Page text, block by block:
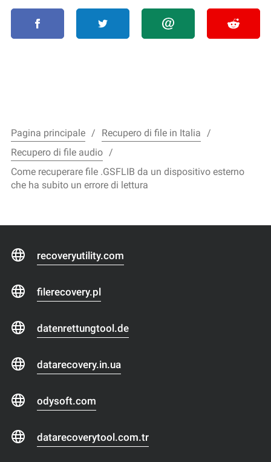
Pagina principale
Recupero di file in Italia
Recupero di file audio
Come recuperare file .GSFLIB da un dispositivo esterno
che ha subito un errore di lettura
recoveryutility.com
filerecovery.pl
datenrettungtool.de
datarecovery.in.ua
odysoft.com
datarecoverytool.com.tr